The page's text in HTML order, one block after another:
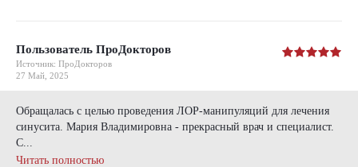
Пользователь ПроДокторов
Источник: ПроДокторов
27 Май, 2025
Обращалась с целью проведения ЛОР-манипуляций для лечения
синусита. Мария Владимировна - прекрасный врач и специалист.
С...
Читать полностью